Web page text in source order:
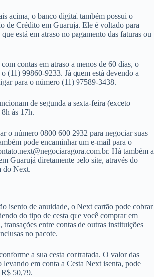
acima, o banco digital também possui o
de Crédito em Guarujá. Ele é voltado para
está em atraso no pagamento das faturas ou
contas em atraso a menos de 60 dias, o
(11) 99860-9233. Já quem está devendo a
para o número (11) 97589-3438.
de segunda a sexta-feira (exceto
às 17h.
o número 0800 600 2932 para negociar suas
pode encaminhar um e-mail para o
. Há também a
Guarujá diretamente pelo site, através do
do Next.
isento de anuidade, o Next cartão pode cobrar
do tipo de cesta que você comprar em
entre contas de outras instituições
no pacote.
a sua cesta contratada. O valor das
levando em conta a Cesta Next isenta, pode
50,79.